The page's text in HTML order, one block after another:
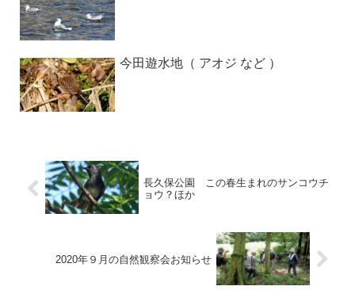
今田遊水地（ アオジ など ）
長久保公園 この春生まれのサンコウチ
ョウ？ほか
2020年９月の自然観察会お知らせ